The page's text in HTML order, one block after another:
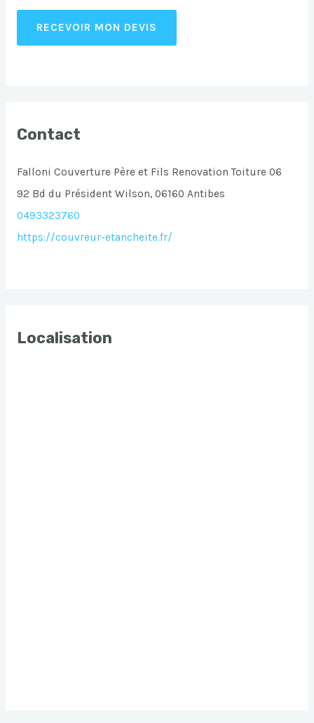
RECEVOIR MON DEVIS
Contact
Falloni Couverture Père et Fils Renovation Toiture 06
92 Bd du Président Wilson, 06160 Antibes
0493323760
https://couvreur-etancheite.fr/
Localisation